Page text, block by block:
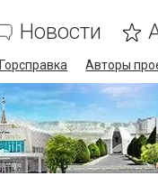
Новости
Горсправка Авторы